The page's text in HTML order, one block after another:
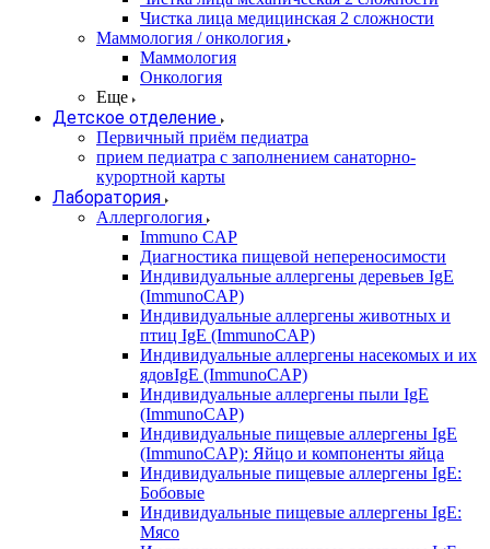
Чистка лица медицинская 2 сложности
Маммология / онкология
Маммология
Онкология
Еще
Детское отделение
Первичный приём педиатра
прием педиатра с заполнением санаторно-
курортной карты
Лаборатория
Аллергология
Immuno CAP
Диагностика пищевой непереносимости
Индивидуальные аллергены деревьев IgE
(ImmunoCAP)
Индивидуальные аллергены животных и
птиц IgE (ImmunoCAP)
Индивидуальные аллергены насекомых и их
ядовIgE (ImmunoCAP)
Индивидуальные аллергены пыли IgE
(ImmunoCAP)
Индивидуальные пищевые аллергены IgE
(ImmunoCAP): Яйцо и компоненты яйца
Индивидуальные пищевые аллергены IgE:
Бобовые
Индивидуальные пищевые аллергены IgE:
Мясо